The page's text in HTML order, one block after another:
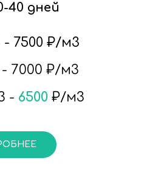
40 дней
- 7500 ₽/м3
- 7000 ₽/м3
- 6500 ₽/м3